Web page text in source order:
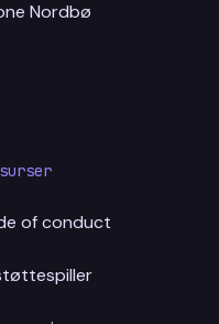
Nordbø
of conduct